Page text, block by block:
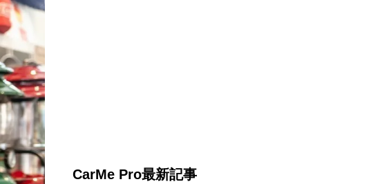
CarMe Pro最新記事